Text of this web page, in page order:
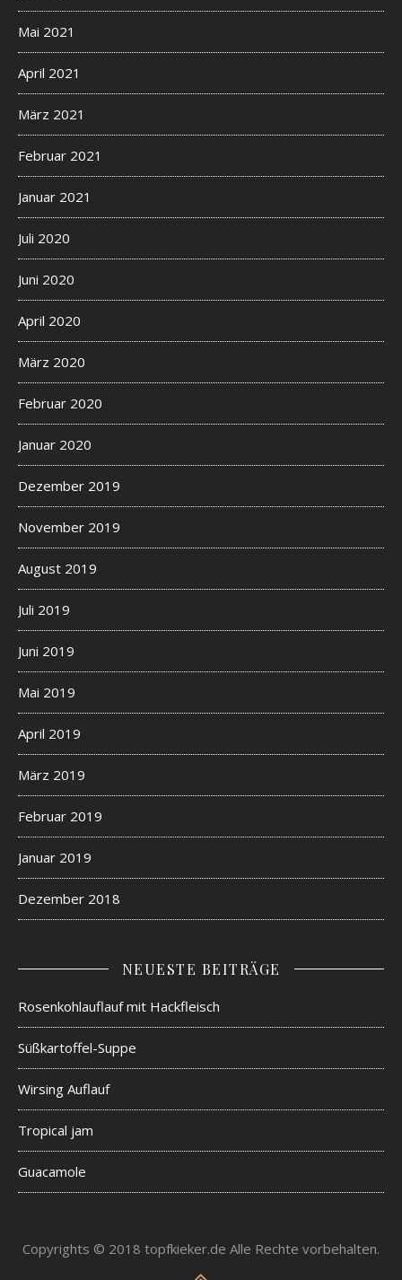
Mai 2021
April 2021
März 2021
Februar 2021
Januar 2021
Juli 2020
Juni 2020
April 2020
März 2020
Februar 2020
Januar 2020
Dezember 2019
November 2019
August 2019
Juli 2019
Juni 2019
Mai 2019
April 2019
März 2019
Februar 2019
Januar 2019
Dezember 2018
NEUESTE BEITRÄGE
Rosenkohlauflauf mit Hackfleisch
Süßkartoffel-Suppe
Wirsing Auflauf
Tropical jam
Guacamole
Copyrights © 2018 topfkieker.de Alle Rechte vorbehalten.